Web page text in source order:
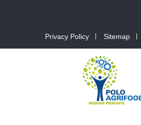
Privacy Policy Sitemap